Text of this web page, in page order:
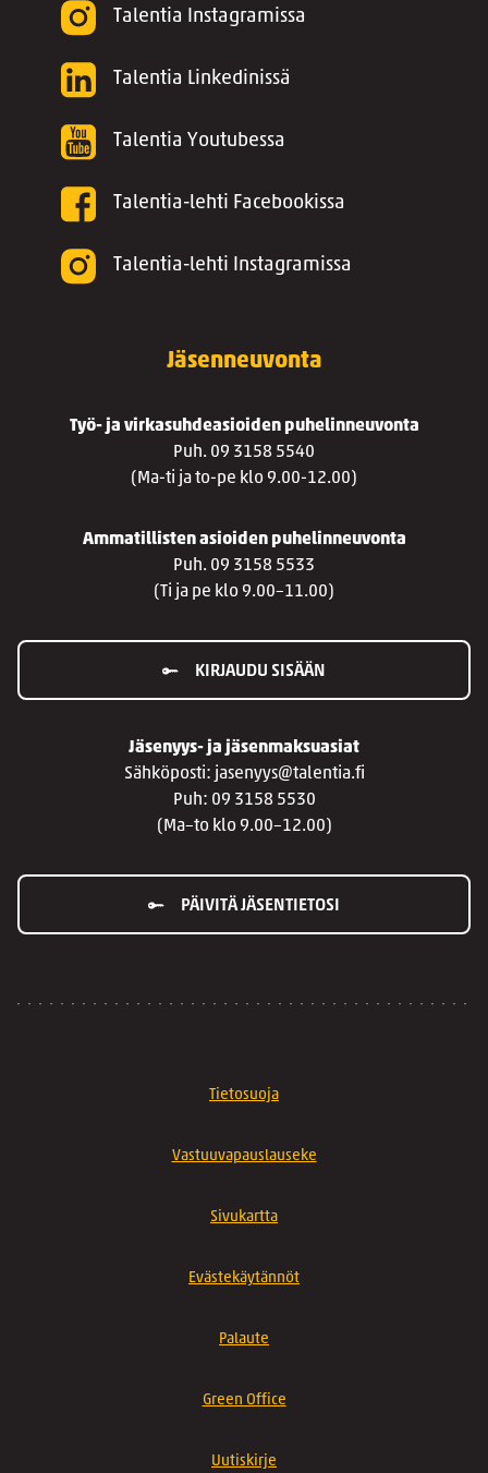
Talentia Instagramissa
Talentia Linkedinissä
Talentia Youtubessa
Talentia-lehti Facebookissa
Talentia-lehti Instagramissa
Jäsenneuvonta
Työ- ja virkasuhdeasioiden puhelinneuvonta
Puh. 09 3158 5540
(Ma-ti ja to-pe klo 9.00-12.00)
Ammatillisten asioiden puhelinneuvonta
Puh. 09 3158 5533
(Ti ja pe klo 9.00–11.00)
KIRJAUDU SISÄÄN
Jäsenyys- ja jäsenmaksuasiat
Sähköposti: jasenyys@talentia.fi
Puh: 09 3158 5530
(Ma–to klo 9.00–12.00)
PÄIVITÄ JÄSENTIETOSI
Tietosuoja
Vastuuvapauslauseke
Sivukartta
Evästekäytännöt
Palaute
Green Office
Uutiskirje